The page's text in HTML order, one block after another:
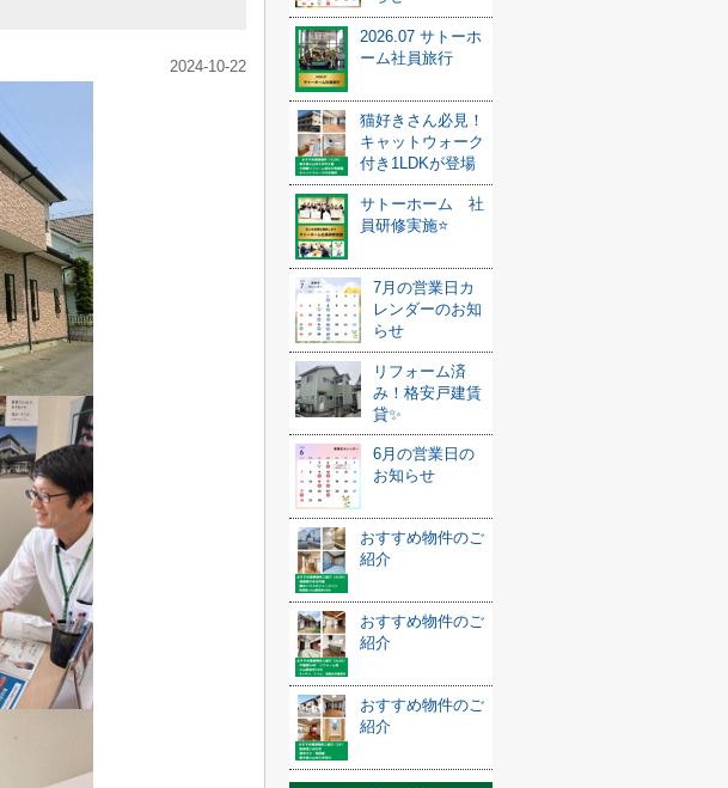
2024-10-22
2026.07 サトーホ
ーム社員旅行
猫好きさん必見！
キャットウォーク
付き1LDKが登場
サトーホーム 社
員研修実施⭐️
7月の営業日カ
レンダーのお知
らせ
リフォーム済
み！格安戸建賃
貸✨
6月の営業日の
お知らせ
おすすめ物件のご
紹介
おすすめ物件のご
紹介
おすすめ物件のご
紹介